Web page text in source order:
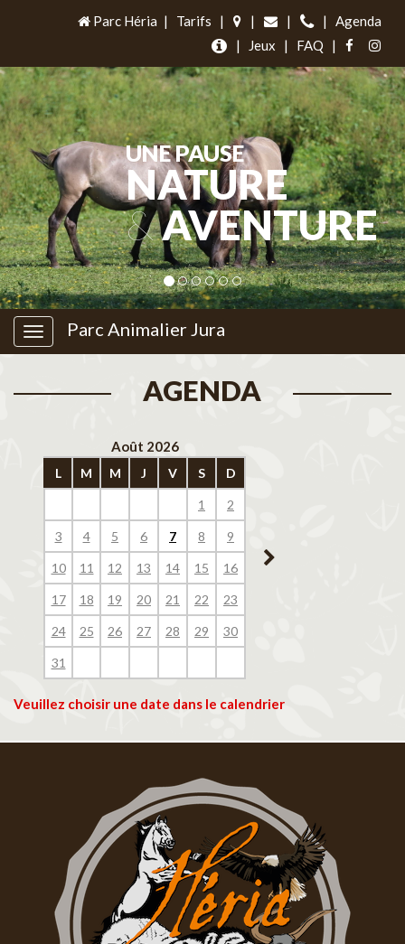
Parc Héria | Tarifs | | | |
Agenda
|
Jeux | FAQ |
UNE PAUSE
NATURE
&AVENTURE
Parc Animalier Jura
AGENDA
Août 2026
L M M J V S D
1 2
3 4 5 6 7 8 9
10 11 12 13 14 15 16
17 18 19 20 21 22 23
24 25 26 27 28 29 30
31
14
Veuillez choisir une date dans le calendrier